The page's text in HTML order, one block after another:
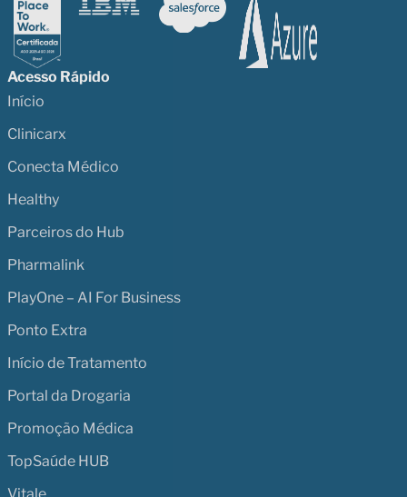
Acesso Rápido
Início
Clinicarx
Conecta Médico
Healthy
Parceiros do Hub
Pharmalink
PlayOne – AI For Business
Ponto Extra
Início de Tratamento
Portal da Drogaria
Promoção Médica
TopSaúde HUB